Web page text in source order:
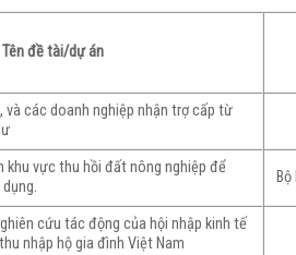
Tên đề tài/dự án
các doanh nghiệp nhận trợ cấp từ
khu vực thu hồi đất nông nghiệp để
cứu tác động của hội nhập kinh tế
nhập hộ gia đình Việt Nam